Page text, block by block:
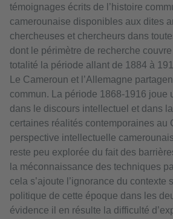
témoignages écrits de l’histoire
camerounaise disponibles aux dites
chercheuses et chercheurs dans
dont le périmètre de recherche
totalité la période allant de 1884 à
Le Cameroun et l’Allemagne
commun. La période 1868-1916 joue
dans le discours intellectuel et dans
certaines réalités contemporaines au
perspective intellectuelle
reste peu explorée du fait des
la méconnaissance des techniques
cela s’ajoute l’ignorance du contexte
politique de cette époque dans les
évidence il en résulte la difficulté